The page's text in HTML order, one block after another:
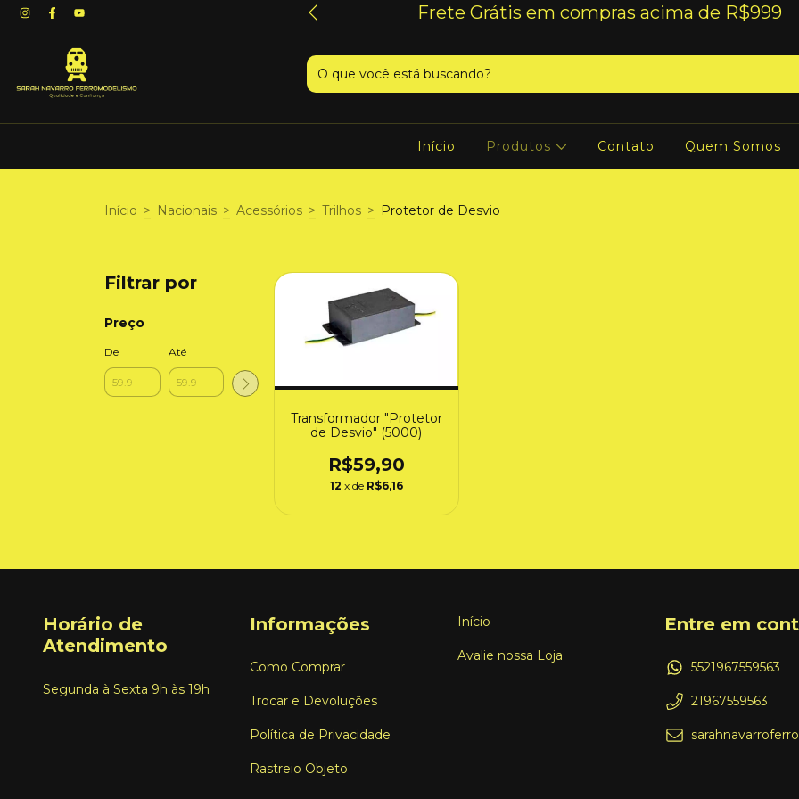
todos Brasil Frete Grátis em compras acima de R$999
Início Produtos Contato Quem Somos
Início > Nacionais > Acessórios > Trilhos > Protetor de Desvio
Filtrar por
Preço
De Até
Transformador "Protetor
de Desvio" (5000)
R$59,90
12 x de R$6,16
Horário de
Atendimento
Segunda à Sexta 9h às 19h
Informações
Como Comprar
Trocar e Devoluções
Política de Privacidade
Rastreio Objeto
Início
Avalie nossa Loja
Entre em
5521967559563
21967559563